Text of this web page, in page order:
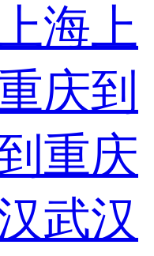
海上
庆到
重庆
武汉